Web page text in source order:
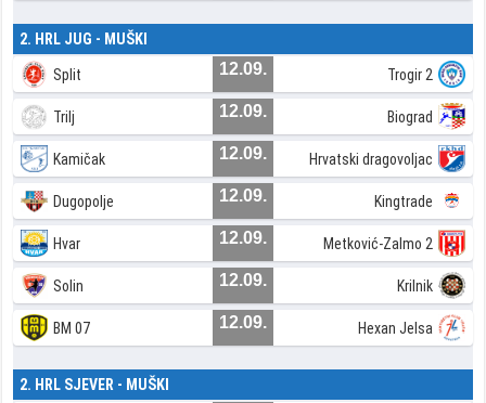
2. HRL JUG - MUŠKI
Split 12.09. Trogir 2
Trilj 12.09. Biograd
Kamičak 12.09. Hrvatski dragovoljac
Dugopolje 12.09. Kingtrade
Hvar 12.09. Metković-Zalmo 2
Solin 12.09. Krilnik
BM 07 12.09. Hexan Jelsa
2. HRL SJEVER - MUŠKI